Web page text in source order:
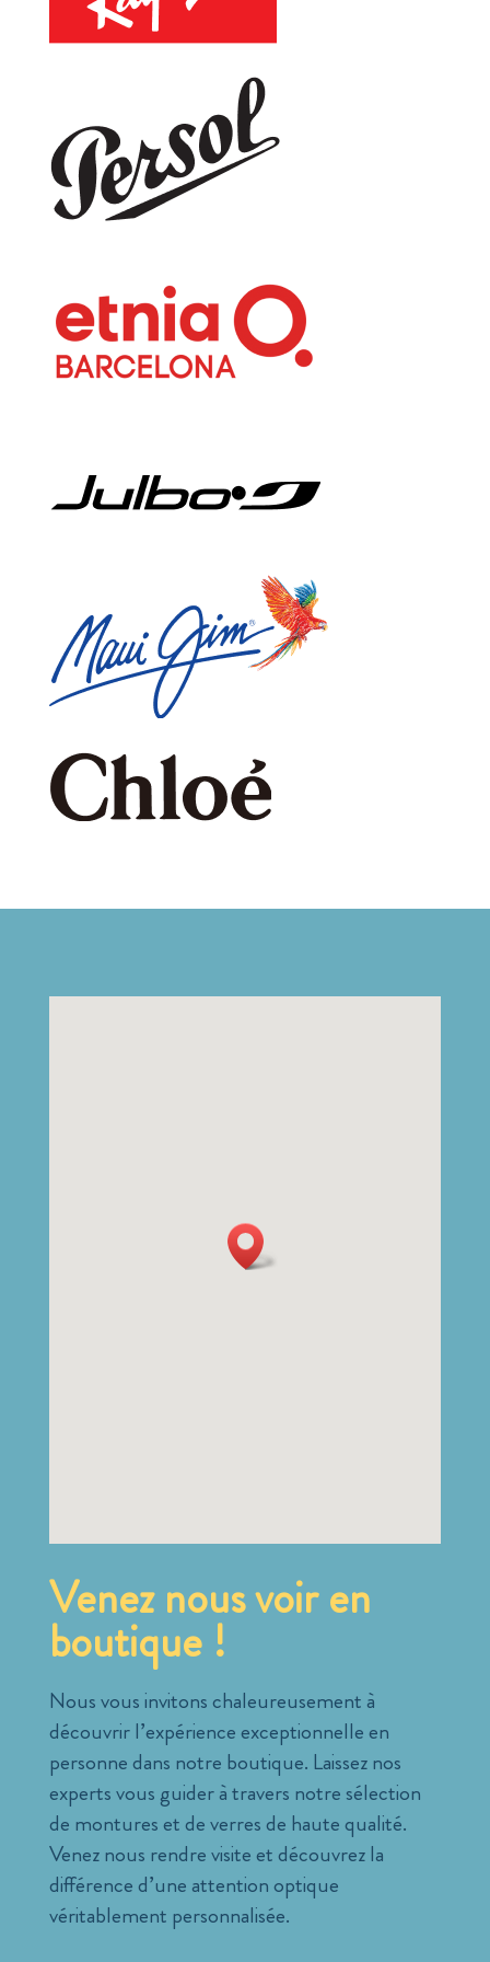
Venez nous voir en
boutique !
Nous vous invitons chaleureusement à
découvrir l’expérience exceptionnelle en
personne dans notre boutique. Laissez nos
experts vous guider à travers notre sélection
de montures et de verres de haute qualité.
Venez nous rendre visite et découvrez la
différence d’une attention optique
véritablement personnalisée.